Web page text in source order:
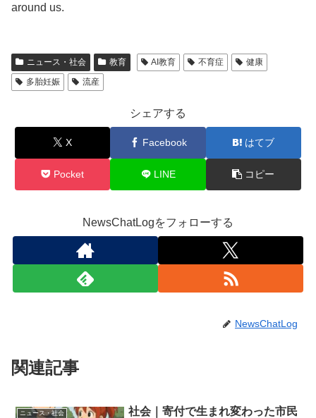
around us.
ニュース・社会 教育 AI教育 不育症
健康
多胎妊娠
流産
シェアする
X Facebook はてブ
Pocket LINE コピー
NewsChatLogをフォローする
NewsChatLog
関連記事
ニュース・社会
社会｜寄付で生まれ変わった市民